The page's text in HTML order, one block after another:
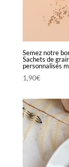
Semez notre
Sachets de
personnalisés
1,90€